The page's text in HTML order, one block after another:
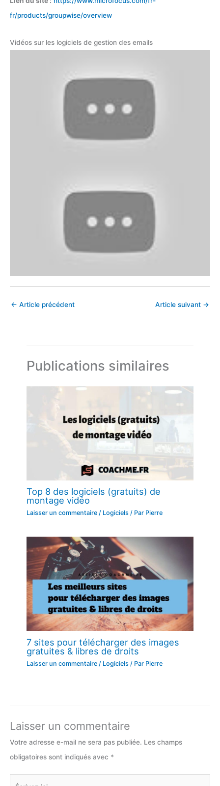
fr/products/groupwise/overview
Vidéos sur les logiciels de gestion des emails
← Article précédent Article suivant →
Publications similaires
Top 8 des logiciels (gratuits) de
montage vidéo
Laisser un commentaire / Logiciels / Par Pierre
7 sites pour télécharger des images
gratuites & libres de droits
Laisser un commentaire / Logiciels / Par Pierre
Laisser un commentaire
Votre adresse e-mail ne sera pas publiée. Les champs
obligatoires sont indiqués avec *